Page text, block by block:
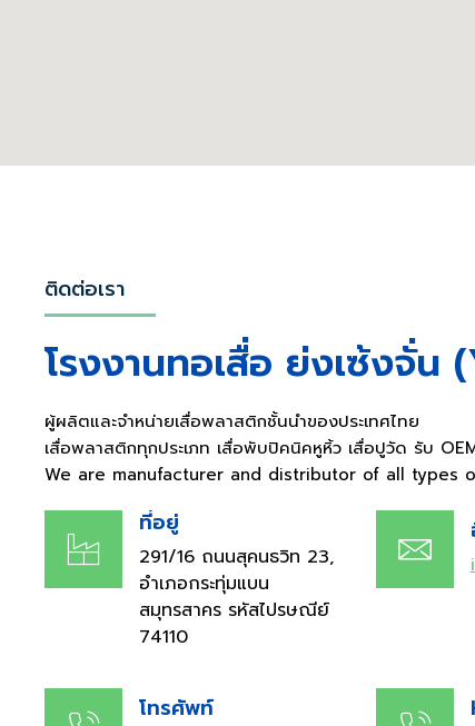
ติดต่อเรา
โรงงานทอเสื่อ ย่งเซ้งจั่น
ผู้ผลิตและจำหน่ายเสื่อพลาสติกชั้นนำของประเทศไทย
เสื่อพลาสติกทุกประเภท เสื่อพับปิคนิคหูหิ้ว เสื่อปูวัด รับ
We are manufacturer and distributor of all types
ที่อยู่
291/16 ถนนสุคนธวิท 23,
อำเภอกระทุ่มแบน
สมุทรสาคร รหัสไปรษณีย์
74110
โทรศัพท์